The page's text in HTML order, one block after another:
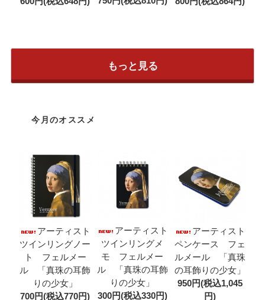
もっと見る
今月のオススメ
アーティスト
ツインリングノー
ト フェルメー
ル 「真珠の耳飾
りの少女」
700円(税込770円)
アーティスト
ツインリングメ
モ フェルメー
ル 「真珠の耳飾
りの少女」
300円(税込330円)
アーティスト
ペンケース フェ
ルメール 「真珠
の耳飾りの少女」
950円(税込1,045
円)